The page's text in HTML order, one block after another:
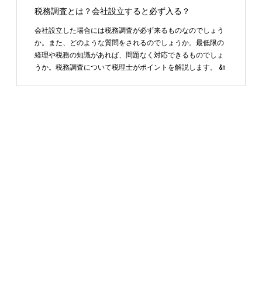
税務調査とは？会社設立すると必ず入る？
会社設立した場合には税務調査が必ず来るものなのでしょう
か。また、どのような質問をされるのでしょうか。最低限の
経理や税務の知識があれば、問題なく対応できるものでしょ
うか。税務調査について税理士がポイントを解説します。 &n